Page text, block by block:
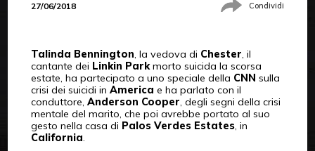
27/06/2018 Condividi
Talinda Bennington , la vedova di Chester , il
cantante dei Linkin Parkmorto suicida la scorsa
estate, ha partecipato a uno speciale della CNN sulla
crisi dei suicidi in America e ha parlato con il
conduttore, Anderson Cooper , degli segni della crisi
mentale del marito, che poi avrebbe portato al suo
gesto nella casa di Palos Verdes Estates, in
California